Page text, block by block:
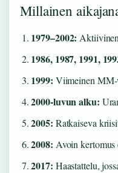
Millainen
1979–2002:
1986, 1987, 1991,
1999: Viimeinen
2000-luvun alku:
2005: Ratkaiseva
2008: Avoin
2017: Haastattelu,